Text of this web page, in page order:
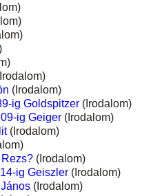
(Irodalom)
ig Goldspitzer(Irodalom)
ig Geiger(Irodalom)
(Irodalom)
(Irodalom)
ig Geiszler(Irodalom)
(Irodalom)